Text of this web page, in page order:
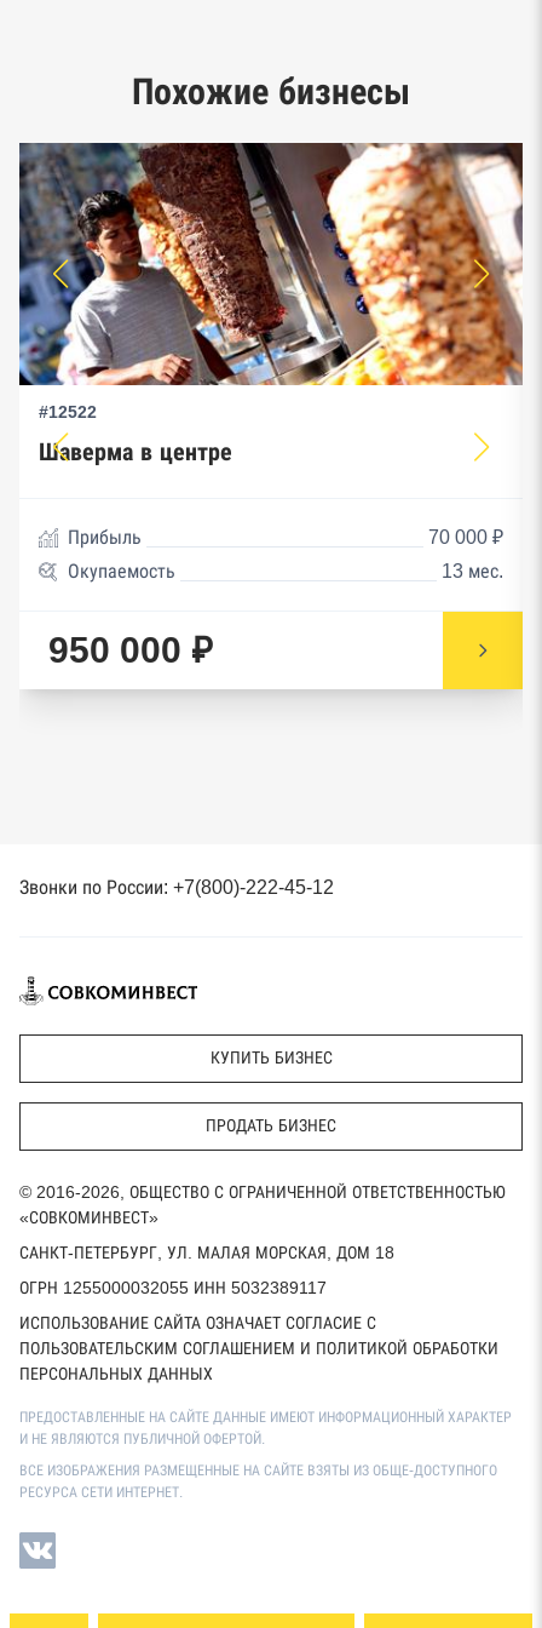
предпринимательства ФНС
Похожие бизнесы
#12522
Шаверма в центре
Прибыль
70 000 ₽
Окупаемость
13 мес.
950 000 ₽
Звонки по России: +7(800)-222-45-12
КУПИТЬ БИЗНЕС
ПРОДАТЬ БИЗНЕС
© 2016-2026, ОБЩЕСТВО С ОГРАНИЧЕННОЙ ОТВЕТСТВЕННОСТЬЮ
«СОВКОМИНВЕСТ»
САНКТ-ПЕТЕРБУРГ, УЛ. МАЛАЯ МОРСКАЯ, ДОМ 18
ОГРН 1255000032055 ИНН 5032389117
ИСПОЛЬЗОВАНИЕ САЙТА ОЗНАЧАЕТ СОГЛАСИЕ С
ПОЛЬЗОВАТЕЛЬСКИМ СОГЛАШЕНИЕМ И ПОЛИТИКОЙ ОБРАБОТКИ
ПЕРСОНАЛЬНЫХ ДАННЫХ
ПРЕДОСТАВЛЕННЫЕ НА САЙТЕ ДАННЫЕ ИМЕЮТ ИНФОРМАЦИОННЫЙ ХАРАКТЕР
И НЕ ЯВЛЯЮТСЯ ПУБЛИЧНОЙ ОФЕРТОЙ.
ВСЕ ИЗОБРАЖЕНИЯ РАЗМЕЩЕННЫЕ НА САЙТЕ ВЗЯТЫ ИЗ ОБЩЕ-ДОСТУПНОГО
РЕСУРСА СЕТИ ИНТЕРНЕТ.